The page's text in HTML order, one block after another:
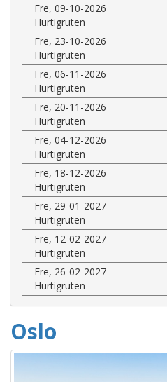
Fre, 09-10-2026
Hurtigruten
Fre, 23-10-2026
Hurtigruten
Fre, 06-11-2026
Hurtigruten
Fre, 20-11-2026
Hurtigruten
Fre, 04-12-2026
Hurtigruten
Fre, 18-12-2026
Hurtigruten
Fre, 29-01-2027
Hurtigruten
Fre, 12-02-2027
Hurtigruten
Fre, 26-02-2027
Hurtigruten
Oslo